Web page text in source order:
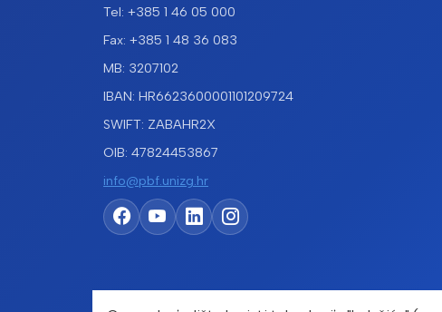
Tel: +385 1 46 05 000
Fax: +385 1 48 36 083
MB: 3207102
IBAN: HR6623600001101209724
SWIFT: ZABAHR2X
OIB: 47824453867
info@pbf.unizg.hr